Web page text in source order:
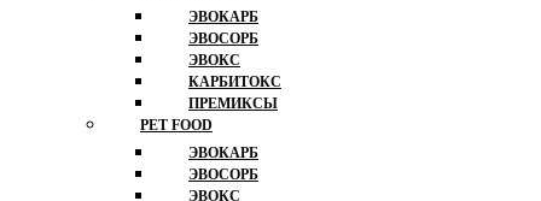
ЭВОКАРБ
ЭВОСОРБ
ЭВОКС
КАРБИТОКС
ПРЕМИКСЫ
PET FOOD
ЭВОКАРБ
ЭВОСОРБ
ЭВОКС